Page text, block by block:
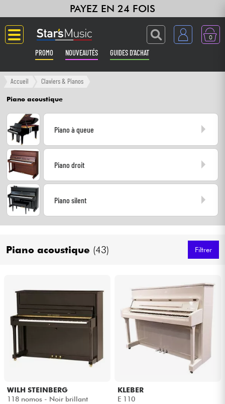
PAYEZ EN 24 FOIS
0
PROMO NOUVEAUTÉS GUIDES D'ACHAT
Langue
Guitares & Basses
Amplis & Effets
Synthés & Sampleurs
Home Studio
DJ
Sono
Batteries & Percu
Vents
Accueil Claviers & Pianos
Piano acoustique
Piano à queue
Piano droit
Piano silent
Piano acoustique (43) Filtrer
WILH STEINBERG
118 nomos - Noir brillant
KLEBER
E 110